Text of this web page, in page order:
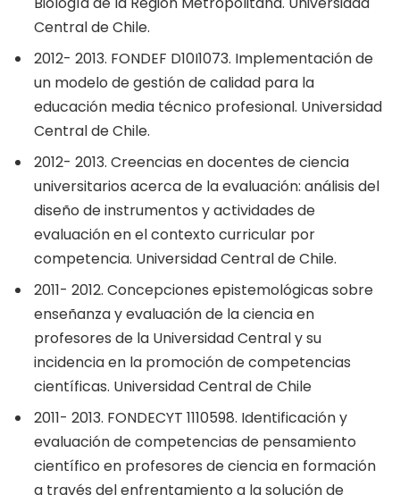
Central de Chile.
2012- 2013. FONDEF D10I1073. Implementación de
un modelo de gestión de calidad para la
educación media técnico profesional. Universidad
Central de Chile.
2012- 2013. Creencias en docentes de ciencia
universitarios acerca de la evaluación: análisis del
diseño de instrumentos y actividades de
evaluación en el contexto curricular por
competencia. Universidad Central de Chile.
2011- 2012. Concepciones epistemológicas sobre
enseñanza y evaluación de la ciencia en
profesores de la Universidad Central y su
incidencia en la promoción de competencias
científicas. Universidad Central de Chile
2011- 2013. FONDECYT 1110598. Identificación y
evaluación de competencias de pensamiento
científico en profesores de ciencia en formación
a través del enfrentamiento a la solución de